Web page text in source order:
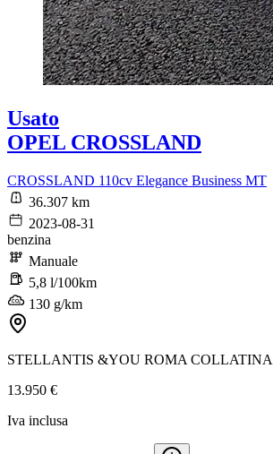
Usato
OPEL CROSSLAND
CROSSLAND 110cv Elegance Business MT
36.307 km
2023-08-31
benzina
Manuale
5,8 l/100km
130 g/km
STELLANTIS &YOU ROMA COLLATINA
13.950 €
Iva inclusa